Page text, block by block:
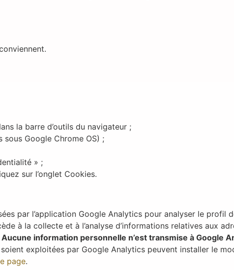
la barre d’outils du navigateur ;
sous Google Chrome OS) ;
» ;
sur l’onglet Cookies.
par l’application Google Analytics pour analyser le profil
à la collecte et à l’analyse d’informations relatives aux
Aucune information personnelle n’est transmise à Google
exploitées par Google Analytics peuvent installer le
page.